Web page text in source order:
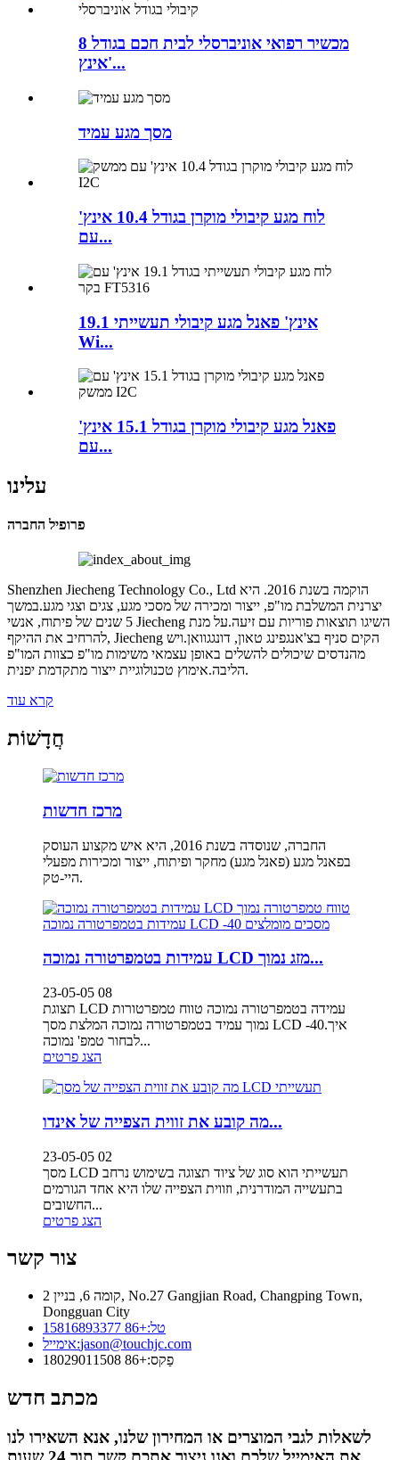
מכשיר רפואי אוניברסלי לבית חכם בגודל 8
אינץ'...
מסך מגע עמיד
לוח מגע קיבולי מוקרן בגודל 10.4 אינץ'
עם...
19.1 אינץ' פאנל מגע קיבולי תעשייתי
Wi...
פאנל מגע קיבולי מוקרן בגודל 15.1 אינץ'
עם...
עלינו
פרופיל החברה
Shenzhen Jiecheng Technology Co., Ltd הוקמה בשנת 2016. היא
יצרנית המשלבת מו"פ, ייצור ומכירה של מסכי מגע, צגים וצגי מגע.במשך
5 שנים של פיתוח, אנשי Jiecheng השיגו תוצאות פוריות עם זיעה.על מנת
להרחיב את ההיקף, Jiecheng הקים סניף בצ'אנגפינג טאון, דונגגוואן.ויש
מהנדסים שיכולים להשלים באופן עצמאי משימות מו"פ כצוות המו"פ
הליבה.אימוץ טכנולוגיית ייצור מתקדמת יפנית.
קרא עוד
חֲדָשׁוֹת
מרכז חדשות
החברה, שנוסדה בשנת 2016, היא איש מקצוע העוסק
בפאנל מגע (פאנל מגע) מחקר ופיתוח, ייצור ומכירות מפעלי
היי-טק.
עמידות בטמפרטורה נמוכה LCD מזג נמוך...
23-05-05 08
תצוגת LCD עמידה בטמפרטורה נמוכה טווח טמפרטורות
נמוך עמיד בטמפרטורה נמוכה המלצת מסך LCD -40.איך
לבחור טמפ' נמוכה...
הצג פרטים
מה קובע את זווית הצפייה של אינדו...
23-05-05 02
מסך LCD תעשייתי הוא סוג של ציוד תצוגה בשימוש נרחב
בתעשייה המודרנית, וזווית הצפייה שלו היא אחד הגורמים
החשובים...
הצג פרטים
צור קשר
קומה 6, בניין 2, No.27 Gangjian Road, Changping Town,
Dongguan City
טל:+86 15816893377
אימייל:jason@touchjc.com
פַקס:+86 18029011508
מכתב חדש
לשאלות לגבי המוצרים או המחירון שלנו, אנא השאירו לנו